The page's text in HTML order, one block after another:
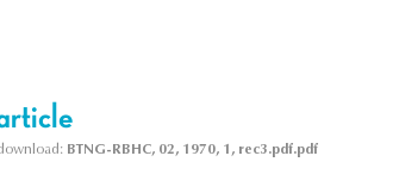
BTNG-RBHC, 02, 1970, 1, rec3.pdf.pdf